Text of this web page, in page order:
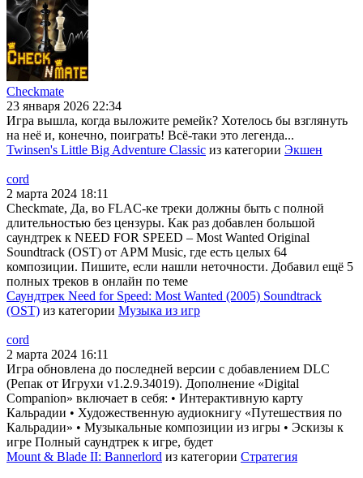
Checkmate
23 января 2026 22:34
Игра вышла, когда выложите ремейк? Хотелось бы взглянуть
на неё и, конечно, поиграть! Всё-таки это легенда...
Twinsen's Little Big Adventure Classic из категории Экшен
cord
2 марта 2024 18:11
Checkmate, Да, во FLAC-ке треки должны быть с полной
длительностью без цензуры. Как раз добавлен большой
саундтрек к NEED FOR SPEED – Most Wanted Original
Soundtrack (OST) от APM Music, где есть целых 64
композиции. Пишите, если нашли неточности. Добавил ещё 5
полных треков в онлайн по теме
Саундтрек Need for Speed: Most Wanted (2005) Soundtrack
(OST) из категории Музыка из игр
cord
2 марта 2024 16:11
Игра обновлена до последней версии с добавлением DLC
(Репак от Игрухи v1.2.9.34019). Дополнение «Digital
Companion» включает в себя: • Интерактивную карту
Кальрадии • Художественную аудиокнигу «Путешествия по
Кальрадии» • Музыкальные композиции из игры • Эскизы к
игре Полный саундтрек к игре, будет
Mount & Blade II: Bannerlord из категории Стратегия